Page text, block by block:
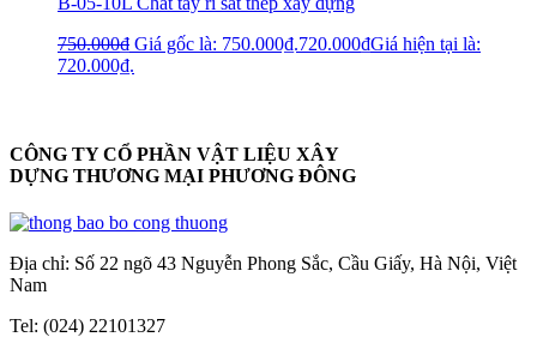
750.000₫ Giá gốc là: 750.000₫.720.000₫Giá hiện tại là:
720.000₫.
CÔNG TY CỔ PHẦN VẬT LIỆU XÂY
DỰNG THƯƠNG MẠI PHƯƠNG ĐÔNG
Địa chỉ: Số 22 ngõ 43 Nguyễn Phong Sắc, Cầu Giấy, Hà Nội, Việt
Nam
Tel: (024) 22101327